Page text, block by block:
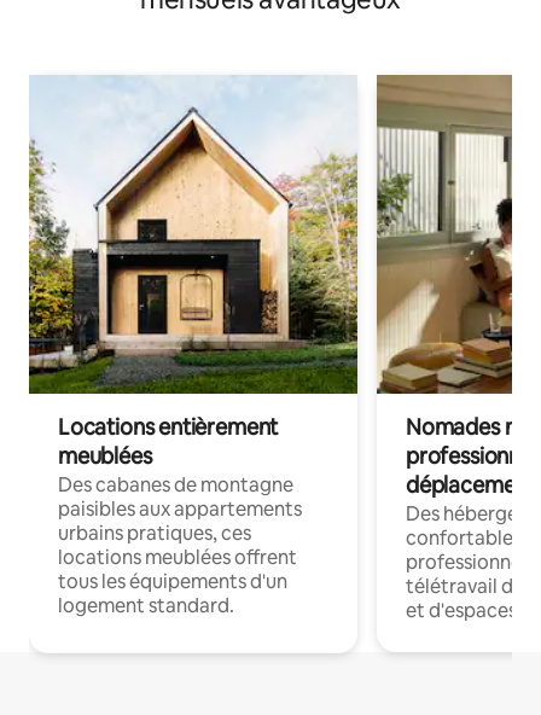
Locations entièrement
meublées
Des cabanes de montagne
paisibles aux appartements
urbains pratiques, ces
locations meublées offrent
tous les équipements d'un
logement standard.
Nomades
déplacement
Des
confortables
professionnels
télétravail
et d'espaces